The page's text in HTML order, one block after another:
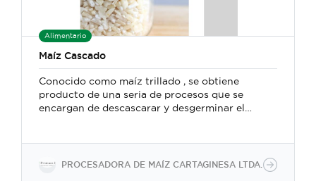
Alimentario
Maíz Cascado
Conocido como maíz trillado , se obtiene
producto de una seria de procesos que se
encargan de descascarar y desgerminar el
PROCESADORA DE MAÍZ CARTAGINESA LTDA.